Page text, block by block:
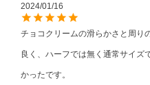
2024/01/16
チョコクリームの滑らかさと周り
良く、ハーフでは無く通常サイズ
かったです。